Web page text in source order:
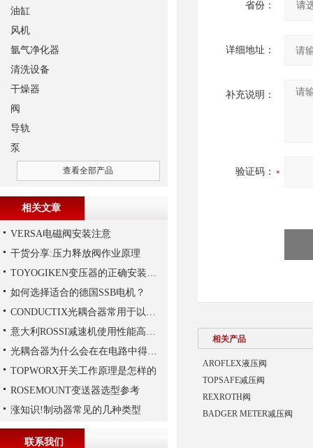
省份：
详细地址：
补充说明：
验证码：
相关产品
AROFLEX液压阀
TOPSAFE减压阀
REXROTH阀
BADGER METER减压阀
油缸
风机
氩气净化器
清洗设备
干燥器
阀
导轨
泵
查看全部产品
相关文章
VERSA电磁阀安装注意
干货分享:压力释放阀作业原理
TOYOGIKEN变压器的正确安装方式
如何选择适合的德国SSB电机？
CONDUCTIX光耦合器常用于以下领域当中
意大利ROSSI减速机使用性能高、持久，运行平稳
光耦合器为什么会在在电路中得到广泛的应用,难道是因为
TOPWORX开关工作原理是怎样的
ROSEMOUNT变送器选型参考
涨知识!制动器常见的几种类型
联系我们